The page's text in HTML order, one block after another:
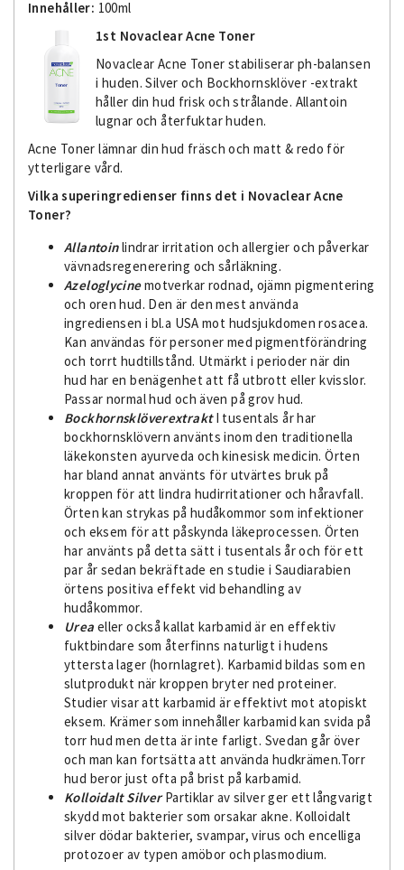
Innehåller: 100ml
1st Novaclear Acne Toner
Novaclear Acne Toner stabiliserar ph-balansen
i huden. Silver och Bockhornsklöver -extrakt
håller din hud frisk och strålande. Allantoin
lugnar och återfuktar huden.
Acne Toner lämnar din hud fräsch och matt & redo för
ytterligare vård.
Vilka superingredienser finns det i Novaclear Acne
Toner?
Allantoinlindrar irritation och allergier och påverkar
vävnadsregenerering och sårläkning.
Azeloglycinemotverkar rodnad, ojämn pigmentering
och oren hud. Den är den mest använda
ingrediensen i bl.a USA mot hudsjukdomen rosacea.
Kan användas för personer med pigmentförändring
och torrt hudtillstånd. Utmärkt i perioder när din
hud har en benägenhet att få utbrott eller kvisslor.
Passar normal hud och även på grov hud.
BockhornsklöverextraktI tusentals år har
bockhornsklövern använts inom den traditionella
läkekonsten ayurveda och kinesisk medicin. Örten
har bland annat använts för utvärtes bruk på
kroppen för att lindra hudirritationer och håravfall.
Örten kan strykas på hudåkommor som infektioner
och eksem för att påskynda läkeprocessen. Örten
har använts på detta sätt i tusentals år och för ett
par år sedan bekräftade en studie i Saudiarabien
örtens positiva effekt vid behandling av
hudåkommor.
Urea eller också kallat karbamid är en effektiv
fuktbindare som återfinns naturligt i hudens
yttersta lager (hornlagret). Karbamid bildas som en
slutprodukt när kroppen bryter ned proteiner.
Studier visar att karbamid är effektivt mot atopiskt
eksem. Krämer som innehåller karbamid kan svida på
torr hud men detta är inte farligt. Svedan går över
och man kan fortsätta att använda hudkrämen.Torr
hud beror just ofta på brist på karbamid.
Kolloidalt SilverPartiklar av silver ger ett långvarigt
skydd mot bakterier som orsakar akne. Kolloidalt
silver dödar bakterier, svampar, virus och encelliga
protozoer av typen amöbor och plasmodium.